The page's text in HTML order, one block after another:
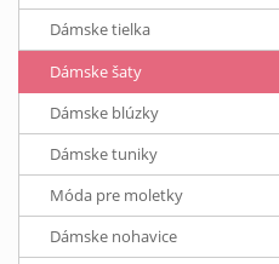
Dámske tielka
Dámske šaty
Dámske blúzky
Dámske tuniky
Móda pre moletky
Dámske nohavice